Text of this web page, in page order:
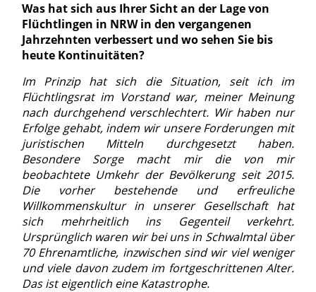
Was hat sich aus Ihrer Sicht an der Lage von
Flüchtlingen in NRW in den vergangenen
Jahrzehnten verbessert und wo sehen Sie bis
heute Kontinuitäten?
Im Prinzip hat sich die Situation, seit ich im
Flüchtlingsrat im Vorstand war, meiner Meinung
nach durchgehend verschlechtert. Wir haben nur
Erfolge gehabt, indem wir unsere Forderungen mit
juristischen Mitteln durchgesetzt haben.
Besondere Sorge macht mir die von mir
beobachtete Umkehr der Bevölkerung seit 2015.
Die vorher bestehende und erfreuliche
Willkommenskultur in unserer Gesellschaft hat
sich mehrheitlich ins Gegenteil verkehrt.
Ursprünglich waren wir bei uns in Schwalmtal über
70 Ehrenamtliche, inzwischen sind wir viel weniger
und viele davon zudem im fortgeschrittenen Alter.
Das ist eigentlich eine Katastrophe.